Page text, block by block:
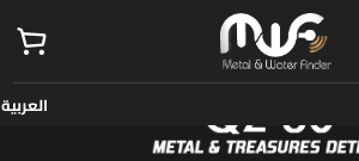
العربية